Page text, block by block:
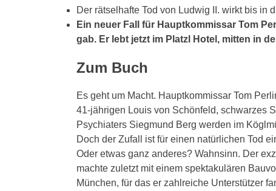
Der rätselhafte Tod von Ludwig II. wirkt bis in
Ein neuer Fall für Hauptkommissar Tom
gab. Er lebt jetzt im Platzl Hotel, mitten in
Zum Buch
Es geht um Macht. Hauptkommissar Tom
41-jährigen Louis von Schönfeld, schwarzes
Psychiaters Siegmund Berg werden im
Doch der Zufall ist für einen natürlichen Tod
Oder etwas ganz anderes? Wahnsinn. Der
machte zuletzt mit einem spektakulären
München, für das er zahlreiche Unterstützer